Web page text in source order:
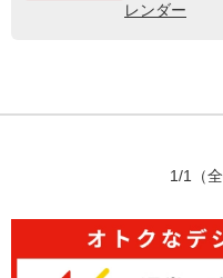
レンダー
1/1 （